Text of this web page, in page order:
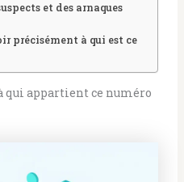
et des arnaques
précisément à qui est ce
appartient ce numéro